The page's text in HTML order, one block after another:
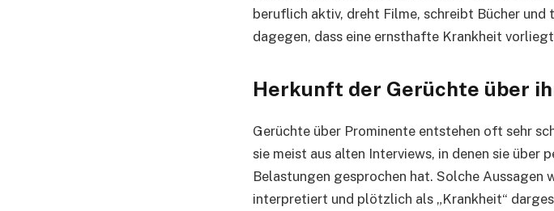
beruflich aktiv, dreht Filme, schreibt Bücher
dagegen, dass eine ernsthafte Krankheit
Herkunft der Gerüchte über
Gerüchte über Prominente entstehen oft sehr
sie meist aus alten Interviews, in denen sie über
Belastungen gesprochen hat. Solche Aussagen
interpretiert und plötzlich als „Krankheit“